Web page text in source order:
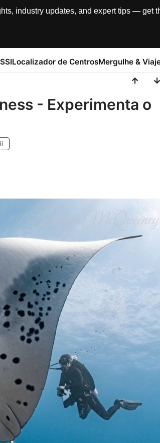
industry updates, and expert tips — get
Localizador de CentrosMergulhe &
- Experimenta o